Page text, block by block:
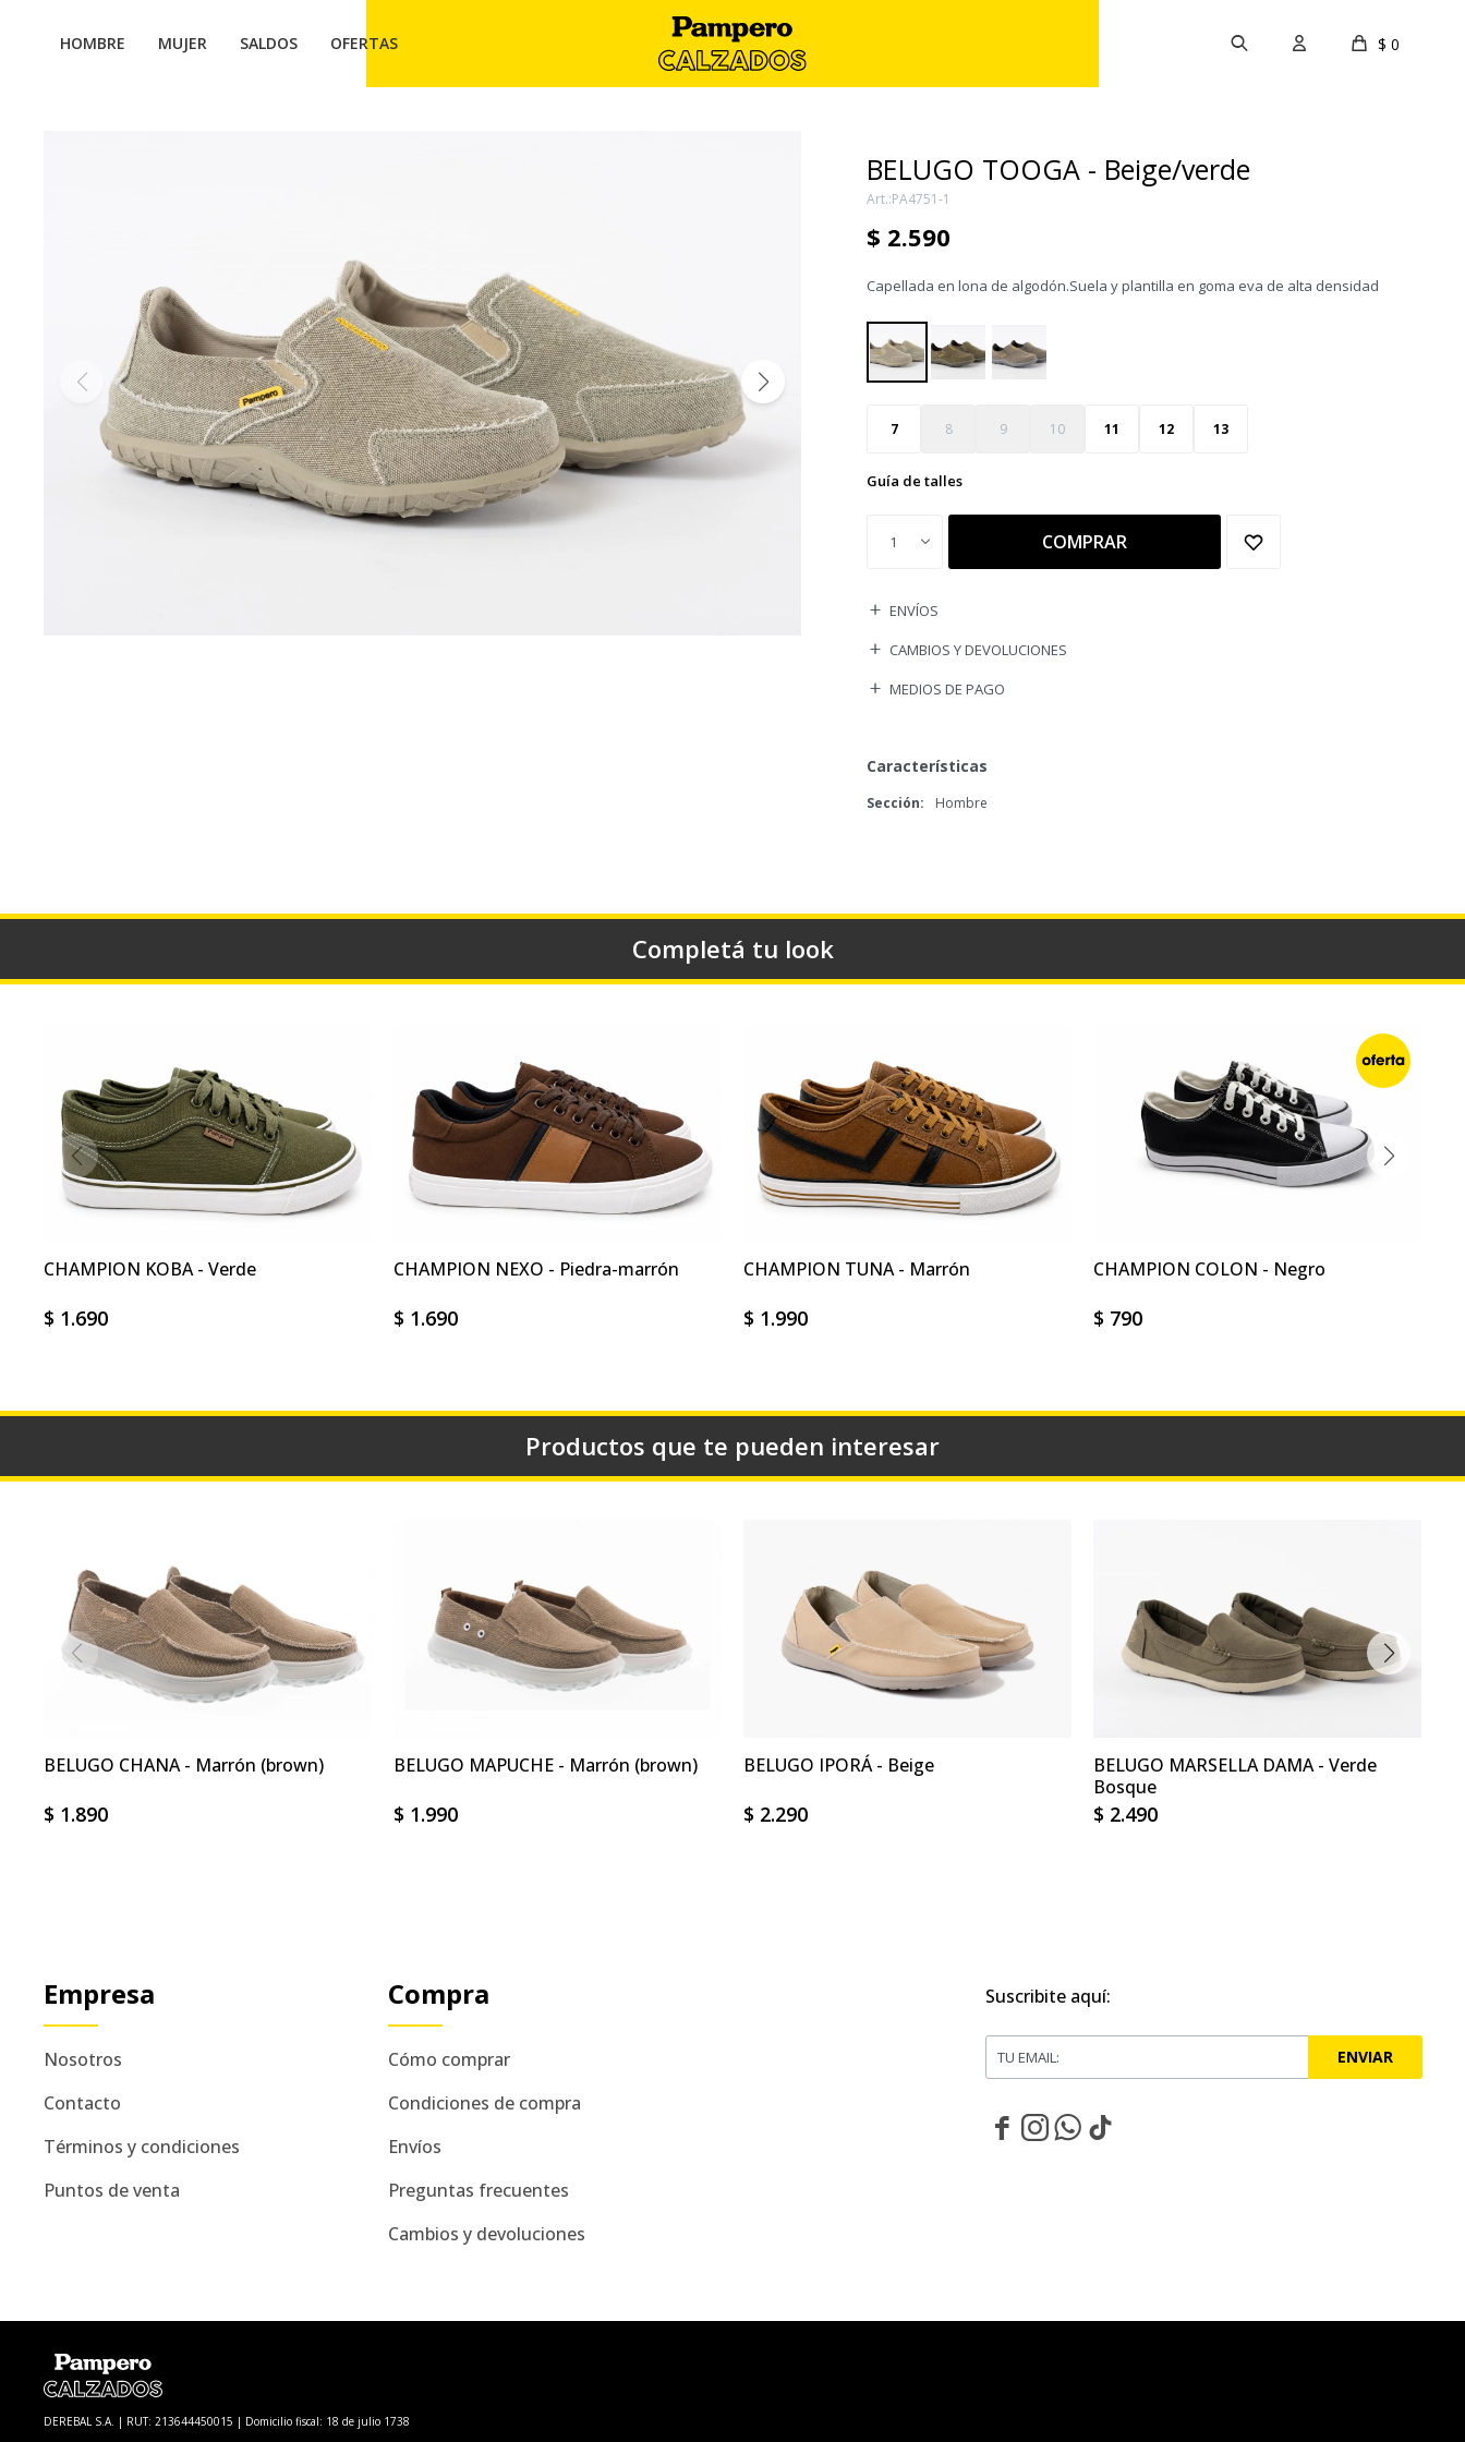
HOMBRE MUJER SALDOS OFERTAS $ 0
BELUGO TOOGA - Beige/verde
PA4751-1
$ 2.590
Capellada en lona de algodón.Suela y plantilla en goma eva de alta densidad
7 8 9 10 11 12 13
Guía de talles
1 COMPRAR
ENVÍOS
CAMBIOS Y DEVOLUCIONES
MEDIOS DE PAGO
Características
Sección Hombre
Completá tu look
CHAMPION KOBA - Verde
$ 1.690
CHAMPION NEXO - Piedra-marrón
$ 1.690
CHAMPION TUNA - Marrón
$ 1.990
CHAMPION COLON - Negro
$ 790
Productos que te pueden interesar
BELUGO CHANA - Marrón (brown)
$ 1.890
BELUGO MAPUCHE - Marrón (brown)
$ 1.990
BELUGO IPORÁ - Beige
$ 2.290
BELUGO MARSELLA DAMA - Verde
Bosque
$ 2.490
Empresa
Nosotros
Contacto
Términos y condiciones
Puntos de venta
Compra
Cómo comprar
Condiciones de compra
Envíos
Preguntas frecuentes
Cambios y devoluciones
Suscribite aquí:
ENVIAR
   
DEREBAL S.A. | RUT: 213644450015 | Domicilio fiscal: 18 de julio 1738